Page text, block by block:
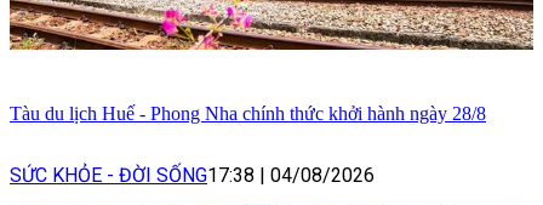
Tàu du lịch Huế - Phong Nha chính thức khởi hành ngày 28/8
SỨC KHỎE - ĐỜI SỐNG17:38 04/08/2026